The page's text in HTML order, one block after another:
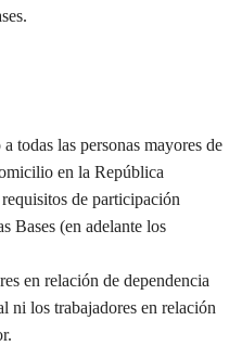
todas las personas mayores de
en la República
de participación
Bases (en adelante los
en relación de dependencia
ni los trabajadores en relación